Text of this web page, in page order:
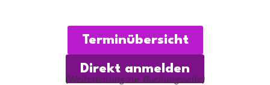
Terminübersicht
Direkt anmelden
(Weiterleitung zur Buchungsseite)